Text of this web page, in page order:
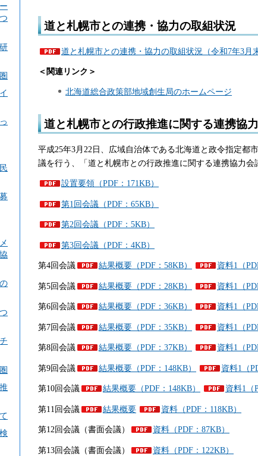
道と札幌市との連携・協力の取組状況
道と札幌市との連携・協力の取組状況（令和7年3月
＜関連リンク＞
北海道総合政策部地域創生局のホームページ
道と札幌市との行政推進に関する連携協
平成25年3月22日、広域自治体である北海道と政令指定都
議を行う、「道と札幌市との行政推進に関する連携協力会
設置要領（PDF：171KB）
第1回会議（PDF：65KB）
第2回会議（PDF：5KB）
第3回会議（PDF：4KB）
第4回会議 結果概要（PDF：58KB） 資料1（
第5回会議 結果概要（PDF：28KB） 資料1（
第6回会議 結果概要（PDF：36KB） 資料1（
第7回会議 結果概要（PDF：35KB） 資料1（
第8回会議 結果概要（PDF：37KB） 資料1（
第9回会議 結果概要（PDF：148KB） 資料1（
第10回会議 結果概要（PDF：148KB） 資料1（
第11回会議 結果概要 資料（PDF：118KB）
第12回会議（書面会議） 資料（PDF：87KB）
第13回会議（書面会議） 資料（PDF：122KB）